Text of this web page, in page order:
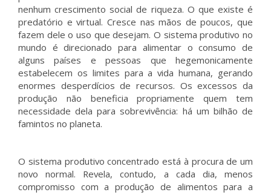
nenhum crescimento social de riqueza. O que existe é
predatório e virtual. Cresce nas mãos de poucos, que
fazem dele o uso que desejam. O sistema produtivo no
mundo é direcionado para alimentar o consumo de
alguns países e pessoas que hegemonicamente
estabelecem os limites para a vida humana, gerando
enormes desperdícios de recursos. Os excessos da
produção não beneficia propriamente quem tem
necessidade dela para sobrevivência: há um bilhão de
famintos no planeta.
O sistema produtivo concentrado está à procura de um
novo normal. Revela, contudo, a cada dia, menos
compromisso com a produção de alimentos para a